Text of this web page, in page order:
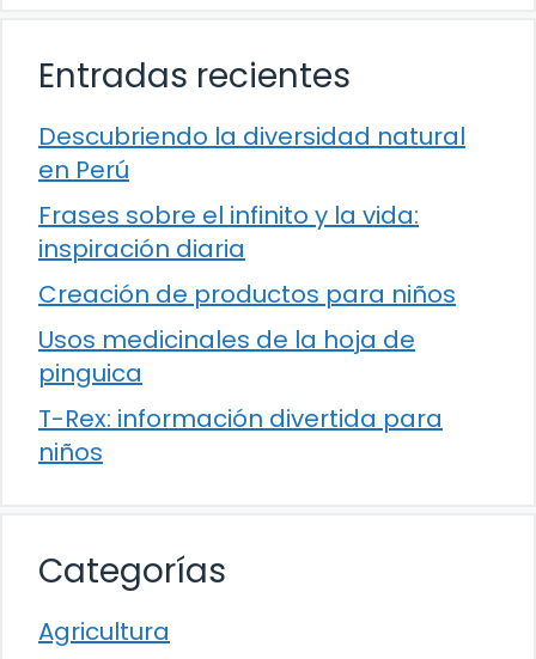
Entradas recientes
Descubriendo la diversidad natural
en Perú
Frases sobre el infinito y la vida:
inspiración diaria
Creación de productos para niños
Usos medicinales de la hoja de
pinguica
T-Rex: información divertida para
niños
Categorías
Agricultura